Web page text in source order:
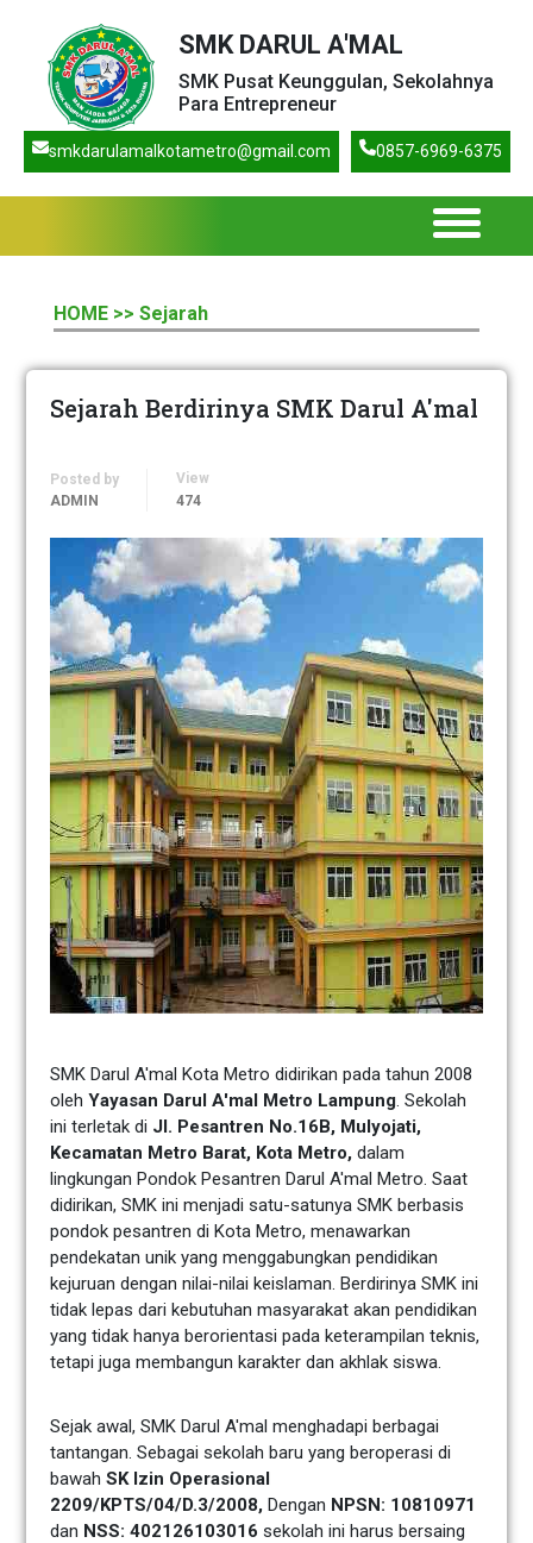
SMK DARUL A'MAL
SMK Pusat Keunggulan, Sekolahnya
Para Entrepreneur
smkdarulamalkotametro@gmail.com 0857-6969-6375
HOME>> Sejarah
Sejarah Berdirinya SMK Darul A'mal
Posted by
ADMIN
View
474
SMK Darul A'mal Kota Metro didirikan pada tahun 2008
olehYayasan Darul A'mal Metro Lampung. Sekolah
ini terletak di Jl. Pesantren No.16B, Mulyojati,
Kecamatan Metro Barat, Kota Metro, dalam
lingkungan Pondok Pesantren Darul A'mal Metro. Saat
didirikan, SMK ini menjadi satu-satunya SMK berbasis
pondok pesantren di Kota Metro, menawarkan
pendekatan unik yang menggabungkan pendidikan
kejuruan dengan nilai-nilai keislaman. Berdirinya SMK ini
tidak lepas dari kebutuhan masyarakat akan pendidikan
yang tidak hanya berorientasi pada keterampilan teknis,
tetapi juga membangun karakter dan akhlak siswa.
Sejak awal, SMK Darul A'mal menghadapi berbagai
tantangan. Sebagai sekolah baru yang beroperasi di
bawahSK Izin Operasional
2209/KPTS/04/D.3/2008, Dengan NPSN: 10810971
dan NSS: 402126103016 sekolah ini harus bersaing